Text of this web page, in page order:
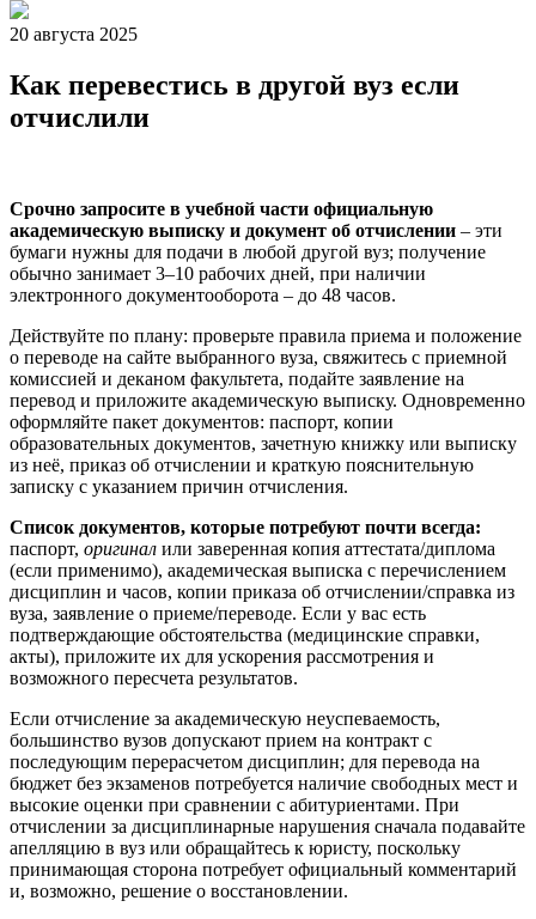
20 августа 2025
Как перевестись в другой вуз если
отчислили
Срочно запросите в учебной части официальную
академическую выписку и документ об отчислении – эти
бумаги нужны для подачи в любой другой вуз; получение
обычно занимает 3–10 рабочих дней, при наличии
электронного документооборота – до 48 часов.
Действуйте по плану: проверьте правила приема и положение
о переводе на сайте выбранного вуза, свяжитесь с приемной
комиссией и деканом факультета, подайте заявление на
перевод и приложите академическую выписку. Одновременно
оформляйте пакет документов: паспорт, копии
образовательных документов, зачетную книжку или выписку
из неё, приказ об отчислении и краткую пояснительную
записку с указанием причин отчисления.
Список документов, которые потребуют почти всегда:
паспорт, оригинал или заверенная копия аттестата/диплома
(если применимо), академическая выписка с перечислением
дисциплин и часов, копии приказа об отчислении/справка из
вуза, заявление о приеме/переводе. Если у вас есть
подтверждающие обстоятельства (медицинские справки,
акты), приложите их для ускорения рассмотрения и
возможного пересчета результатов.
Если отчисление за академическую неуспеваемость,
большинство вузов допускают прием на контракт с
последующим перерасчетом дисциплин; для перевода на
бюджет без экзаменов потребуется наличие свободных мест и
высокие оценки при сравнении с абитуриентами. При
отчислении за дисциплинарные нарушения сначала подавайте
апелляцию в вуз или обращайтесь к юристу, поскольку
принимающая сторона потребует официальный комментарий
и, возможно, решение о восстановлении.